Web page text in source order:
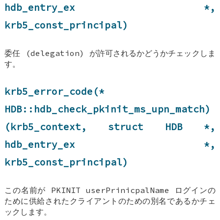
hdb_entry_ex *,
krb5_const_principal)
委任 (delegation) が許可されるかどうかチェックしま
す。
krb5_error_code(*
HDB::hdb_check_pkinit_ms_upn_match)
(krb5_context, struct
HDB*,
hdb_entry_ex *,
krb5_const_principal)
この名前が PKINIT userPrinicpalName ログインの
ために供給されたクライアントのための別名であるかチェ
ックします。